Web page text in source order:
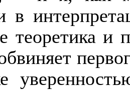
в
теоретика и